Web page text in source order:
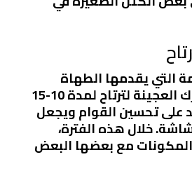
التي يقدمها الطهاة
المحترفون هي ترك العجينة لترتاح لمدة 10-15
على تحسين القوام ويجعل
خلال هذه الفترة،
مع بعضها البعض